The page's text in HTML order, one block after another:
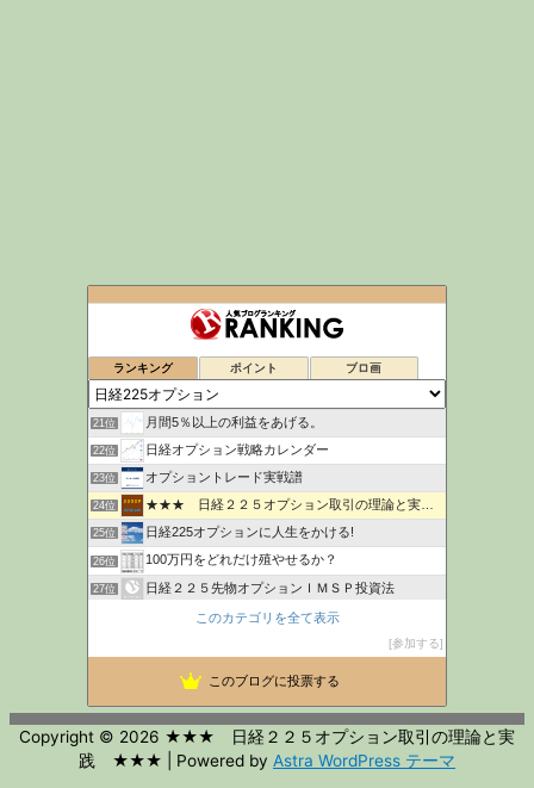
ランキング ポイント ブロ画
日経225オプション取引必勝法-投資戦略で悠々自適生活ブログ
日経２２５オプションで 毎日お小遣い儲けようーけんいち
19位 mitsurublog
20位 元田舎薬剤師の日経先物・オプショントレード生活
21位 月間5％以上の利益をあげる。
22位 日経オプション戦略カレンダー
23位 オプショントレード実戦譜
24位 ★★★ 日経２２５オプション取引の理論と実践 ★★★
25位 日経225オプションに人生をかける!
26位 100万円をどれだけ殖やせるか？
27位 日経２２５先物オプションＩＭＳＰ投資法
セミプロ投資日記
なんちゃってヘッジファンド
このカテゴリを全て表示
参加する
このブログに投票する
Copyright © 2026 ★★★ 日経２２５オプション取引の理論と実
践 ★★★ | Powered by Astra WordPress テーマ